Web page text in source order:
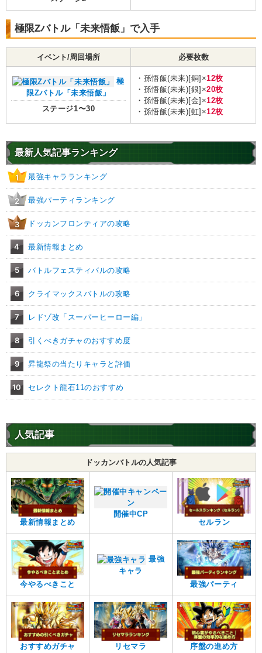
極限Zバトル「未来悟飯」で入手
イベント/周回場所 必要枚数
極
限Zバトル「未来悟飯」
ステージ1〜30
・孫悟飯(未来)[銅]×12枚
・孫悟飯(未来)[銀]×20枚
・孫悟飯(未来)[金]×12枚
・孫悟飯(未来)[虹]×12枚
最新人気記事ランキング
1 最強キャラランキング
2 最強パーティランキング
3 ドッカンフロンティアの攻略
4 最新情報まとめ
5 バトルフェスティバルの攻略
6 クライマックスバトルの攻略
7 レドゾ改「スーパーヒーロー編」
8 引くべきガチャのおすすめ度
9 昇龍祭の当たりキャラと評価
10 セレクト龍石11のおすすめ
人気記事
ドッカンバトルの人気記事
最新情報まとめ
開催中CP
セルラン
今やるべきこと
最強
キャラ
最強パーティ
おすすめガチャ リセマラ 序盤の進め方